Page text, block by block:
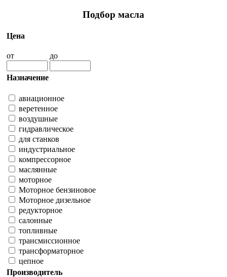
Подбор масла
Цена
от до
Назначение
авиационное
веретенное
воздушные
гидравлическое
для станков
индустриальное
компрессорное
маслянные
моторное
Моторное бензиновое
Моторное дизельное
редукторное
салонные
топливные
трансмиссионное
трансформаторное
цепное
Производитель